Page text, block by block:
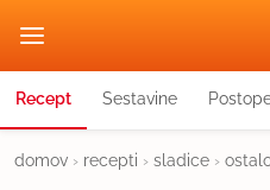
Recept Sestavine
domov › recepti › sladice ›